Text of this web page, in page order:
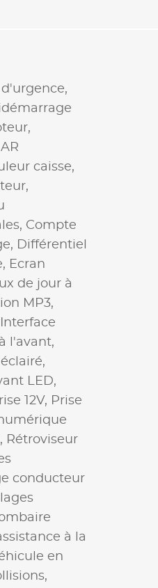
caisse,
Compte
Différentiel
Ecran
de jour à
MP3,
Interface
l'avant,
LED,
12V, Prise
Rétroviseur
conducteur
à la
en